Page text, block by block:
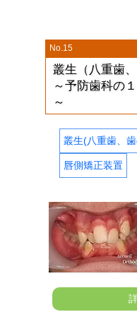
No.15
叢生（八重歯
～予防歯科の
～
叢生(八重歯、
唇側矯正装置